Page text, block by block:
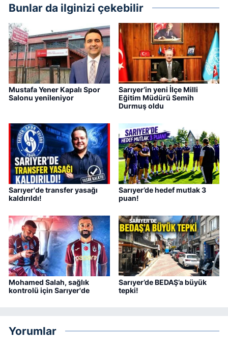
Bunlar da ilginizi çekebilir
Mustafa Yener Kapalı Spor
Salonu yenileniyor
Sarıyer’in yeni İlçe Milli
Eğitim Müdürü Semih
Durmuş oldu
Sarıyer'de transfer yasağı
kaldırıldı!
Sarıyer’de hedef mutlak 3
puan!
Mohamed Salah, sağlık
kontrolü için Sarıyer'de
Sarıyer’de BEDAŞ’a büyük
tepki!
Yorumlar